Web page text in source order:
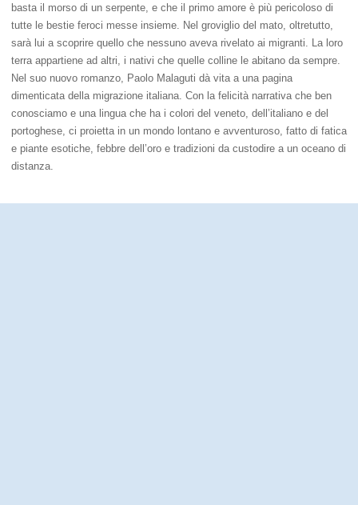
basta il morso di un serpente, e che il primo amore è più pericoloso di
tutte le bestie feroci messe insieme. Nel groviglio del mato, oltretutto,
sarà lui a scoprire quello che nessuno aveva rivelato ai migranti. La loro
terra appartiene ad altri, i nativi che quelle colline le abitano da sempre.
Nel suo nuovo romanzo, Paolo Malaguti dà vita a una pagina
dimenticata della migrazione italiana. Con la felicità narrativa che ben
conosciamo e una lingua che ha i colori del veneto, dell’italiano e del
portoghese, ci proietta in un mondo lontano e avventuroso, fatto di fatica
e piante esotiche, febbre dell’oro e tradizioni da custodire a un oceano di
distanza.